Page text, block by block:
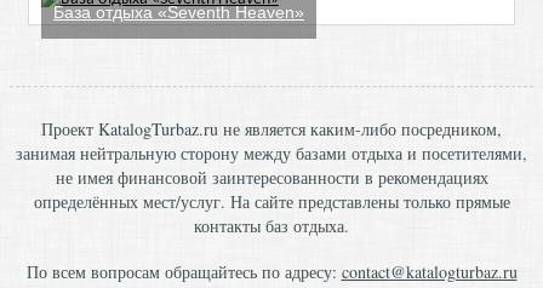
База отдыха «Seventh Heaven»
Проект KatalogTurbaz.ru не является каким-либо посредником,
занимая нейтральную сторону между базами отдыха и посетителями,
не имея финансовой заинтересованности в рекомендациях
определённых мест/услуг. На сайте представлены только прямые
контакты баз отдыха.
По всем вопросам обращайтесь по адресу: contact@katalogturbaz.ru